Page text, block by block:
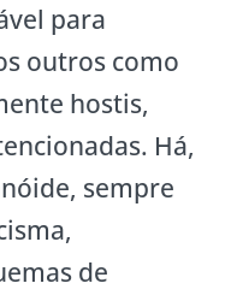
para
outros como
hostis,
Há,
sempre
de